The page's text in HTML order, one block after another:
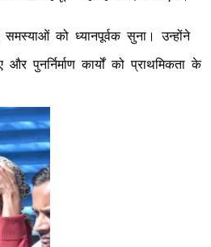
को ध्यानपूर्वक सुना। उन्होंने
पुनर्निर्माण कार्यों को प्राथमिकता के